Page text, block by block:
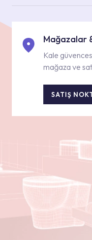
Mağazalar
Kale
mağaza ve
SATIŞ